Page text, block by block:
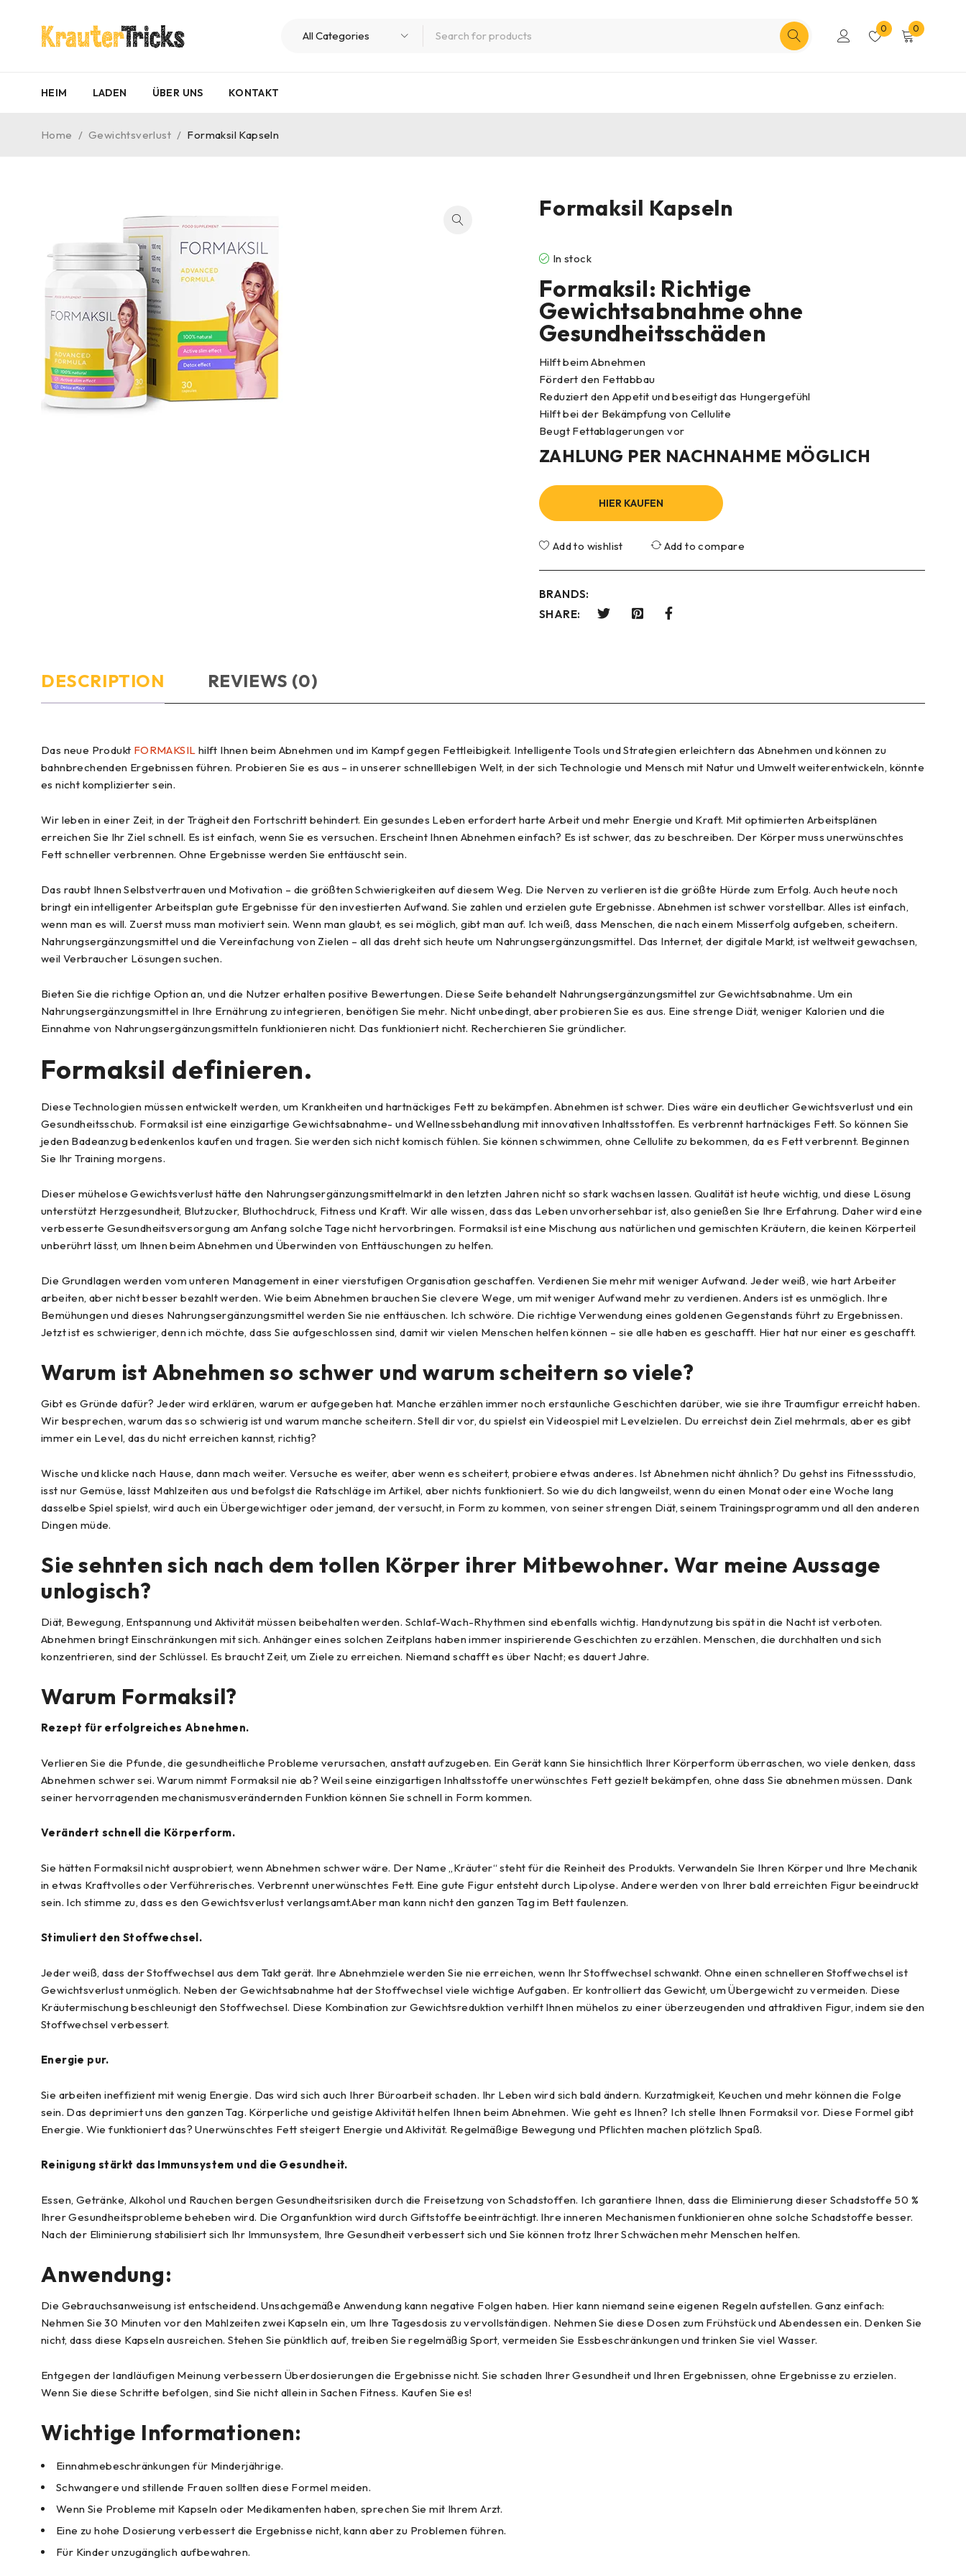
0 0
HEIM LADEN ÜBER UNS KONTAKT
Home / Gewichtsverlust / Formaksil Kapseln
Formaksil Kapseln
In stock
Formaksil: Richtige
Gewichtsabnahme ohne
Gesundheitsschäden
Hilft beim Abnehmen
Fördert den Fettabbau
Reduziert den Appetit und beseitigt das Hungergefühl
Hilft bei der Bekämpfung von Cellulite
Beugt Fettablagerungen vor
ZAHLUNG PER NACHNAHME MÖGLICH
HIER KAUFEN
Add to wishlist Add to compare
BRANDS:
SHARE:
DESCRIPTION REVIEWS (0)
Das neue Produkt FORMAKSIL hilft Ihnen beim Abnehmen und im Kampf gegen Fettleibigkeit. Intelligente Tools und Strategien erleichtern das Abnehmen und können zu
bahnbrechenden Ergebnissen führen. Probieren Sie es aus – in unserer schnelllebigen Welt, in der sich Technologie und Mensch mit Natur und Umwelt weiterentwickeln, könnte
es nicht komplizierter sein.
Wir leben in einer Zeit, in der Trägheit den Fortschritt behindert. Ein gesundes Leben erfordert harte Arbeit und mehr Energie und Kraft. Mit optimierten Arbeitsplänen
erreichen Sie Ihr Ziel schnell. Es ist einfach, wenn Sie es versuchen. Erscheint Ihnen Abnehmen einfach? Es ist schwer, das zu beschreiben. Der Körper muss unerwünschtes
Fett schneller verbrennen. Ohne Ergebnisse werden Sie enttäuscht sein.
Das raubt Ihnen Selbstvertrauen und Motivation – die größten Schwierigkeiten auf diesem Weg. Die Nerven zu verlieren ist die größte Hürde zum Erfolg. Auch heute noch
bringt ein intelligenter Arbeitsplan gute Ergebnisse für den investierten Aufwand. Sie zahlen und erzielen gute Ergebnisse. Abnehmen ist schwer vorstellbar. Alles ist einfach,
wenn man es will. Zuerst muss man motiviert sein. Wenn man glaubt, es sei möglich, gibt man auf. Ich weiß, dass Menschen, die nach einem Misserfolg aufgeben, scheitern.
Nahrungsergänzungsmittel und die Vereinfachung von Zielen – all das dreht sich heute um Nahrungsergänzungsmittel. Das Internet, der digitale Markt, ist weltweit gewachsen,
weil Verbraucher Lösungen suchen.
Bieten Sie die richtige Option an, und die Nutzer erhalten positive Bewertungen. Diese Seite behandelt Nahrungsergänzungsmittel zur Gewichtsabnahme. Um ein
Nahrungsergänzungsmittel in Ihre Ernährung zu integrieren, benötigen Sie mehr. Nicht unbedingt, aber probieren Sie es aus. Eine strenge Diät, weniger Kalorien und die
Einnahme von Nahrungsergänzungsmitteln funktionieren nicht. Das funktioniert nicht. Recherchieren Sie gründlicher.
Formaksil definieren.
Diese Technologien müssen entwickelt werden, um Krankheiten und hartnäckiges Fett zu bekämpfen. Abnehmen ist schwer. Dies wäre ein deutlicher Gewichtsverlust und ein
Gesundheitsschub. Formaksil ist eine einzigartige Gewichtsabnahme- und Wellnessbehandlung mit innovativen Inhaltsstoffen. Es verbrennt hartnäckiges Fett. So können Sie
jeden Badeanzug bedenkenlos kaufen und tragen. Sie werden sich nicht komisch fühlen. Sie können schwimmen, ohne Cellulite zu bekommen, da es Fett verbrennt. Beginnen
Sie Ihr Training morgens.
Dieser mühelose Gewichtsverlust hätte den Nahrungsergänzungsmittelmarkt in den letzten Jahren nicht so stark wachsen lassen. Qualität ist heute wichtig, und diese Lösung
unterstützt Herzgesundheit, Blutzucker, Bluthochdruck, Fitness und Kraft. Wir alle wissen, dass das Leben unvorhersehbar ist, also genießen Sie Ihre Erfahrung. Daher wird eine
verbesserte Gesundheitsversorgung am Anfang solche Tage nicht hervorbringen. Formaksil ist eine Mischung aus natürlichen und gemischten Kräutern, die keinen Körperteil
unberührt lässt, um Ihnen beim Abnehmen und Überwinden von Enttäuschungen zu helfen.
Die Grundlagen werden vom unteren Management in einer vierstufigen Organisation geschaffen. Verdienen Sie mehr mit weniger Aufwand. Jeder weiß, wie hart Arbeiter
arbeiten, aber nicht besser bezahlt werden. Wie beim Abnehmen brauchen Sie clevere Wege, um mit weniger Aufwand mehr zu verdienen. Anders ist es unmöglich. Ihre
Bemühungen und dieses Nahrungsergänzungsmittel werden Sie nie enttäuschen. Ich schwöre. Die richtige Verwendung eines goldenen Gegenstands führt zu Ergebnissen.
Jetzt ist es schwieriger, denn ich möchte, dass Sie aufgeschlossen sind, damit wir vielen Menschen helfen können – sie alle haben es geschafft. Hier hat nur einer es geschafft.
Warum ist Abnehmen so schwer und warum scheitern so viele?
Gibt es Gründe dafür? Jeder wird erklären, warum er aufgegeben hat. Manche erzählen immer noch erstaunliche Geschichten darüber, wie sie ihre Traumfigur erreicht haben.
Wir besprechen, warum das so schwierig ist und warum manche scheitern. Stell dir vor, du spielst ein Videospiel mit Levelzielen. Du erreichst dein Ziel mehrmals, aber es gibt
immer ein Level, das du nicht erreichen kannst, richtig?
Wische und klicke nach Hause, dann mach weiter. Versuche es weiter, aber wenn es scheitert, probiere etwas anderes. Ist Abnehmen nicht ähnlich? Du gehst ins Fitnessstudio,
isst nur Gemüse, lässt Mahlzeiten aus und befolgst die Ratschläge im Artikel, aber nichts funktioniert. So wie du dich langweilst, wenn du einen Monat oder eine Woche lang
dasselbe Spiel spielst, wird auch ein Übergewichtiger oder jemand, der versucht, in Form zu kommen, von seiner strengen Diät, seinem Trainingsprogramm und all den anderen
Dingen müde.
Sie sehnten sich nach dem tollen Körper ihrer Mitbewohner. War meine Aussage
unlogisch?
Diät, Bewegung, Entspannung und Aktivität müssen beibehalten werden. Schlaf-Wach-Rhythmen sind ebenfalls wichtig. Handynutzung bis spät in die Nacht ist verboten.
Abnehmen bringt Einschränkungen mit sich. Anhänger eines solchen Zeitplans haben immer inspirierende Geschichten zu erzählen. Menschen, die durchhalten und sich
konzentrieren, sind der Schlüssel. Es braucht Zeit, um Ziele zu erreichen. Niemand schafft es über Nacht; es dauert Jahre.
Warum Formaksil?
Rezept für erfolgreiches Abnehmen.
Verlieren Sie die Pfunde, die gesundheitliche Probleme verursachen, anstatt aufzugeben. Ein Gerät kann Sie hinsichtlich Ihrer Körperform überraschen, wo viele denken, dass
Abnehmen schwer sei. Warum nimmt Formaksil nie ab? Weil seine einzigartigen Inhaltsstoffe unerwünschtes Fett gezielt bekämpfen, ohne dass Sie abnehmen müssen. Dank
seiner hervorragenden mechanismusverändernden Funktion können Sie schnell in Form kommen.
Verändert schnell die Körperform.
Sie hätten Formaksil nicht ausprobiert, wenn Abnehmen schwer wäre. Der Name „Kräuter“ steht für die Reinheit des Produkts. Verwandeln Sie Ihren Körper und Ihre Mechanik
in etwas Kraftvolles oder Verführerisches. Verbrennt unerwünschtes Fett. Eine gute Figur entsteht durch Lipolyse. Andere werden von Ihrer bald erreichten Figur beeindruckt
sein. Ich stimme zu, dass es den Gewichtsverlust verlangsamt.Aber man kann nicht den ganzen Tag im Bett faulenzen.
Stimuliert den Stoffwechsel.
Jeder weiß, dass der Stoffwechsel aus dem Takt gerät. Ihre Abnehmziele werden Sie nie erreichen, wenn Ihr Stoffwechsel schwankt. Ohne einen schnelleren Stoffwechsel ist
Gewichtsverlust unmöglich. Neben der Gewichtsabnahme hat der Stoffwechsel viele wichtige Aufgaben. Er kontrolliert das Gewicht, um Übergewicht zu vermeiden. Diese
Kräutermischung beschleunigt den Stoffwechsel. Diese Kombination zur Gewichtsreduktion verhilft Ihnen mühelos zu einer überzeugenden und attraktiven Figur, indem sie den
Stoffwechsel verbessert.
Energie pur.
Sie arbeiten ineffizient mit wenig Energie. Das wird sich auch Ihrer Büroarbeit schaden. Ihr Leben wird sich bald ändern. Kurzatmigkeit, Keuchen und mehr können die Folge
sein. Das deprimiert uns den ganzen Tag. Körperliche und geistige Aktivität helfen Ihnen beim Abnehmen. Wie geht es Ihnen? Ich stelle Ihnen Formaksil vor. Diese Formel gibt
Energie. Wie funktioniert das? Unerwünschtes Fett steigert Energie und Aktivität. Regelmäßige Bewegung und Pflichten machen plötzlich Spaß.
Reinigung stärkt das Immunsystem und die Gesundheit.
Essen, Getränke, Alkohol und Rauchen bergen Gesundheitsrisiken durch die Freisetzung von Schadstoffen. Ich garantiere Ihnen, dass die Eliminierung dieser Schadstoffe 50 %
Ihrer Gesundheitsprobleme beheben wird. Die Organfunktion wird durch Giftstoffe beeinträchtigt. Ihre inneren Mechanismen funktionieren ohne solche Schadstoffe besser.
Nach der Eliminierung stabilisiert sich Ihr Immunsystem, Ihre Gesundheit verbessert sich und Sie können trotz Ihrer Schwächen mehr Menschen helfen.
Anwendung:
Die Gebrauchsanweisung ist entscheidend. Unsachgemäße Anwendung kann negative Folgen haben. Hier kann niemand seine eigenen Regeln aufstellen. Ganz einfach:
Nehmen Sie 30 Minuten vor den Mahlzeiten zwei Kapseln ein, um Ihre Tagesdosis zu vervollständigen. Nehmen Sie diese Dosen zum Frühstück und Abendessen ein. Denken Sie
nicht, dass diese Kapseln ausreichen. Stehen Sie pünktlich auf, treiben Sie regelmäßig Sport, vermeiden Sie Essbeschränkungen und trinken Sie viel Wasser.
Entgegen der landläufigen Meinung verbessern Überdosierungen die Ergebnisse nicht. Sie schaden Ihrer Gesundheit und Ihren Ergebnissen, ohne Ergebnisse zu erzielen.
Wenn Sie diese Schritte befolgen, sind Sie nicht allein in Sachen Fitness. Kaufen Sie es!
Wichtige Informationen:
Einnahmebeschränkungen für Minderjährige.
Schwangere und stillende Frauen sollten diese Formel meiden.
Wenn Sie Probleme mit Kapseln oder Medikamenten haben, sprechen Sie mit Ihrem Arzt.
Eine zu hohe Dosierung verbessert die Ergebnisse nicht, kann aber zu Problemen führen.
Für Kinder unzugänglich aufbewahren.